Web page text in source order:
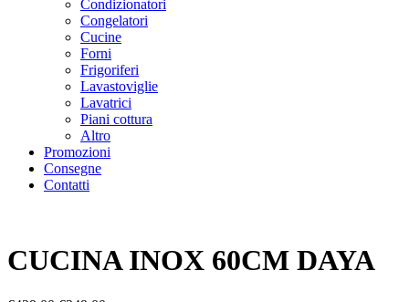
Condizionatori
Congelatori
Cucine
Forni
Frigoriferi
Lavastoviglie
Lavatrici
Piani cottura
Altro
Promozioni
Consegne
Contatti
CUCINA INOX 60CM DAYA